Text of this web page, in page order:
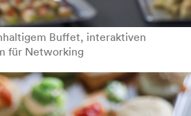
Buffet, interaktiven
für Networking